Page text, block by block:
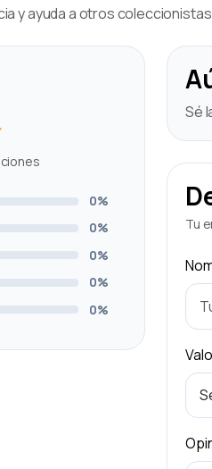
y ayuda a otros coleccionistas
0%
0%
0%
0%
0%
Sé
Tu